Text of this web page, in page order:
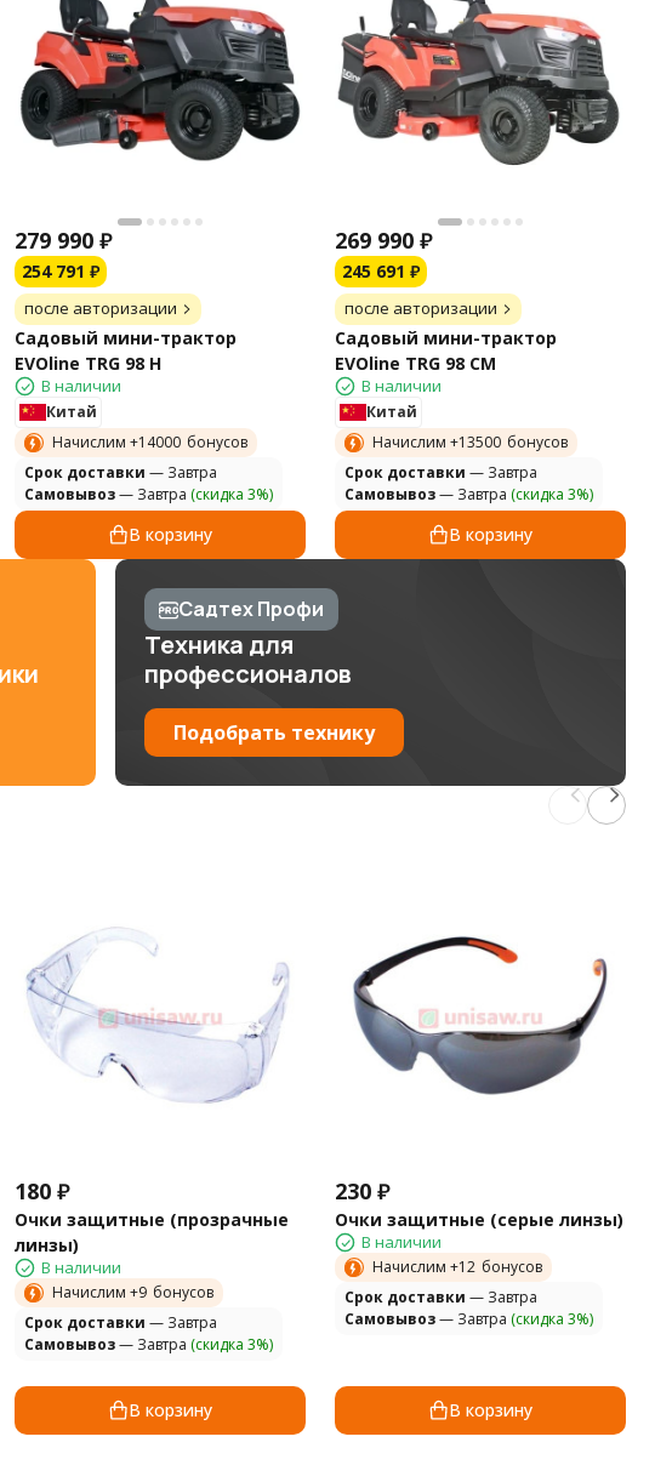
279 990 ₽
254 791 ₽
после авторизации
Садовый мини-трактор
EVOline TRG 98 H
В наличии
Китай
Начислим +14000 бонусов
Cрок доставки — Завтра
Самовывоз— Завтра (скидка 3%)
В корзину
269 990 ₽
245 691 ₽
после авторизации
Садовый мини-трактор
EVOline TRG 98 CM
В наличии
Китай
Начислим +13500 бонусов
Cрок доставки — Завтра
Самовывоз— Завтра (скидка 3%)
В корзину
Садтех Профи
Техника для
профессионалов
Подобрать технику
180 ₽
Очки защитные (прозрачные
линзы)
В наличии
Начислим +9 бонусов
Cрок доставки — Завтра
Самовывоз— Завтра (скидка 3%)
В корзину
230 ₽
Очки защитные (серые линзы)
В наличии
Начислим +12 бонусов
Cрок доставки — Завтра
Самовывоз— Завтра (скидка 3%)
В корзину